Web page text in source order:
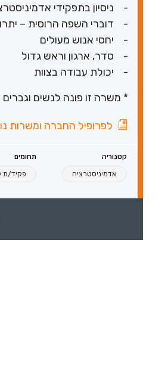
- ניסיון בתפקידי
- דוברי השפה הרוסית –
- יחסי אנוש מעולים
- סדר, ארגון וראש גדול
- יכולת עבודה בצוות
* משרה זו פונה לנשים
לפרופיל החברה ומשרות
קטגוריה תחומים
אדמיניסטרציה פקיד/ת